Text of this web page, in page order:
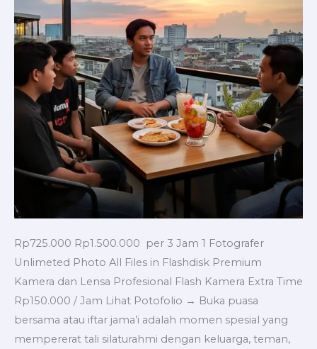
Rp725.000 Rp1.500.000 per 3 Jam 1 Fotografer
Unlimeted Photo All Files in Flashdisk Premium
Kamera dan Lensa Profesional Flash Kamera Extra Time
Rp150.000 / Jam Lihat Potofolio → Buka puasa
bersama atau iftar jama’i adalah momen spesial yang
mempererat tali silaturahmi dengan keluarga, teman,